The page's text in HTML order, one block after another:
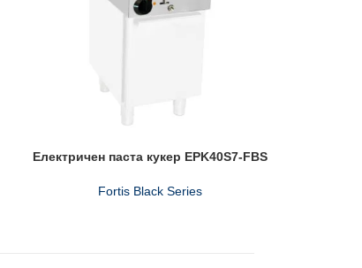
Електричен паста кукер EPK40S7-FBS
Fortis Black Series